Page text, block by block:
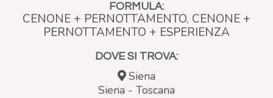
FORMULA:
CENONE + PERNOTTAMENTO, CENONE +
PERNOTTAMENTO + ESPERIENZA
DOVE SI TROVA:
Siena
Siena - Toscana